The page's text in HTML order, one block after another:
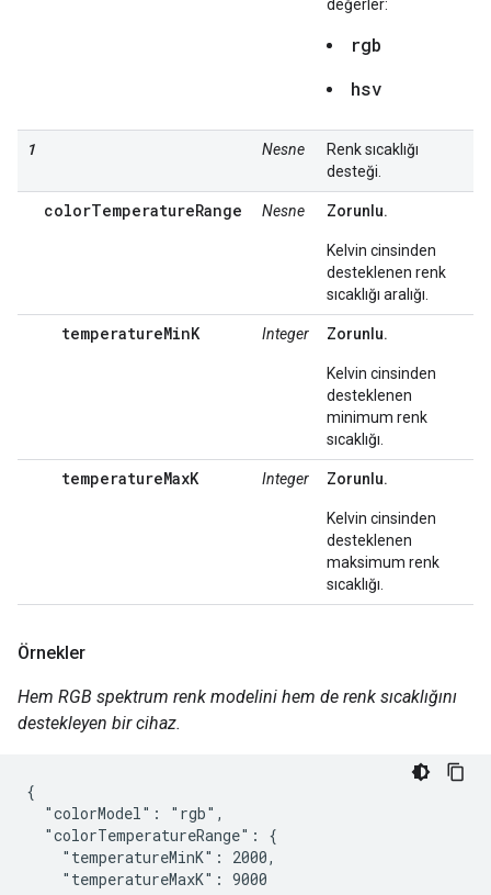
değerler:
rgb
hsv
1 Nesne
Renk sıcaklığı
desteği.
colorTemperatureRange Nesne Zorunlu.
Kelvin cinsinden
desteklenen renk
sıcaklığı aralığı.
temperatureMinK Integer Zorunlu.
Kelvin cinsinden
desteklenen
minimum renk
sıcaklığı.
temperatureMaxK Integer Zorunlu.
Kelvin cinsinden
desteklenen
maksimum renk
sıcaklığı.
Örnekler
Hem RGB spektrum renk modelini hem de renk sıcaklığını
destekleyen bir cihaz.
{
  "colorModel": "rgb",
  "colorTemperatureRange": {
    "temperatureMinK": 2000,
    "temperatureMaxK": 9000